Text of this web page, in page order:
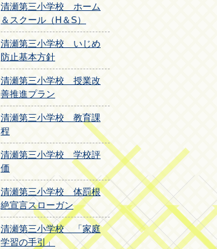
清瀬第三小学校 ホーム
＆スクール（H＆S）
清瀬第三小学校 いじめ
防止基本方針
清瀬第三小学校 授業改
善推進プラン
清瀬第三小学校 教育課
程
清瀬第三小学校 学校評
価
清瀬第三小学校 体罰根
絶宣言スローガン
清瀬第三小学校 「家庭
学習の手引」